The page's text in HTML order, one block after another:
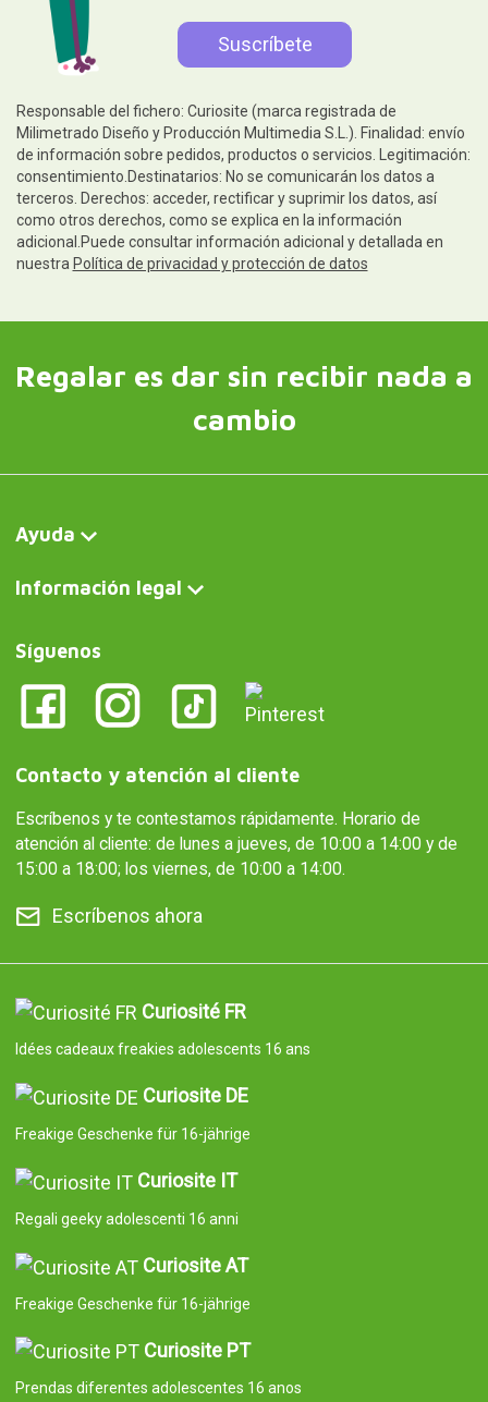
Responsable del fichero: Curiosite (marca registrada de
Milimetrado Diseño y Producción Multimedia S.L.). Finalidad: envío
de información sobre pedidos, productos o servicios. Legitimación:
consentimiento.Destinatarios: No se comunicarán los datos a
terceros. Derechos: acceder, rectificar y suprimir los datos, así
como otros derechos, como se explica en la información
adicional.Puede consultar información adicional y detallada en
nuestra Política de privacidad y protección de datos
Regalar es dar sin recibir nada a
cambio
Ayuda
Información legal
Síguenos
Contacto y atención al cliente
Escríbenos y te contestamos rápidamente. Horario de
atención al cliente: de lunes a jueves, de 10:00 a 14:00 y de
15:00 a 18:00; los viernes, de 10:00 a 14:00.
Escríbenos ahora
Curiosité FR
Idées cadeaux freakies adolescents 16 ans
Curiosite DE
Freakige Geschenke für 16-jährige
Curiosite IT
Regali geeky adolescenti 16 anni
Curiosite AT
Freakige Geschenke für 16-jährige
Curiosite PT
Prendas diferentes adolescentes 16 anos